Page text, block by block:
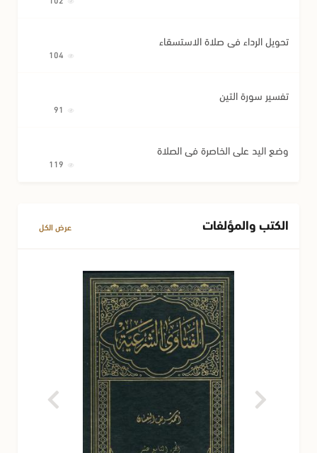
تحويل الرداء في صلاة الاستسقاء
تفسير سورة التين
وضع اليد على الخاصرة في الصلاة
الكتب والمؤلفات عرض الكل